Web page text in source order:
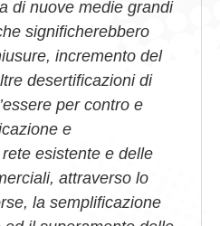
di nuove medie grandi
significherebbero
incremento del
desertificazioni di
per contro e
e
esistente e delle
attraverso lo
la semplificazione